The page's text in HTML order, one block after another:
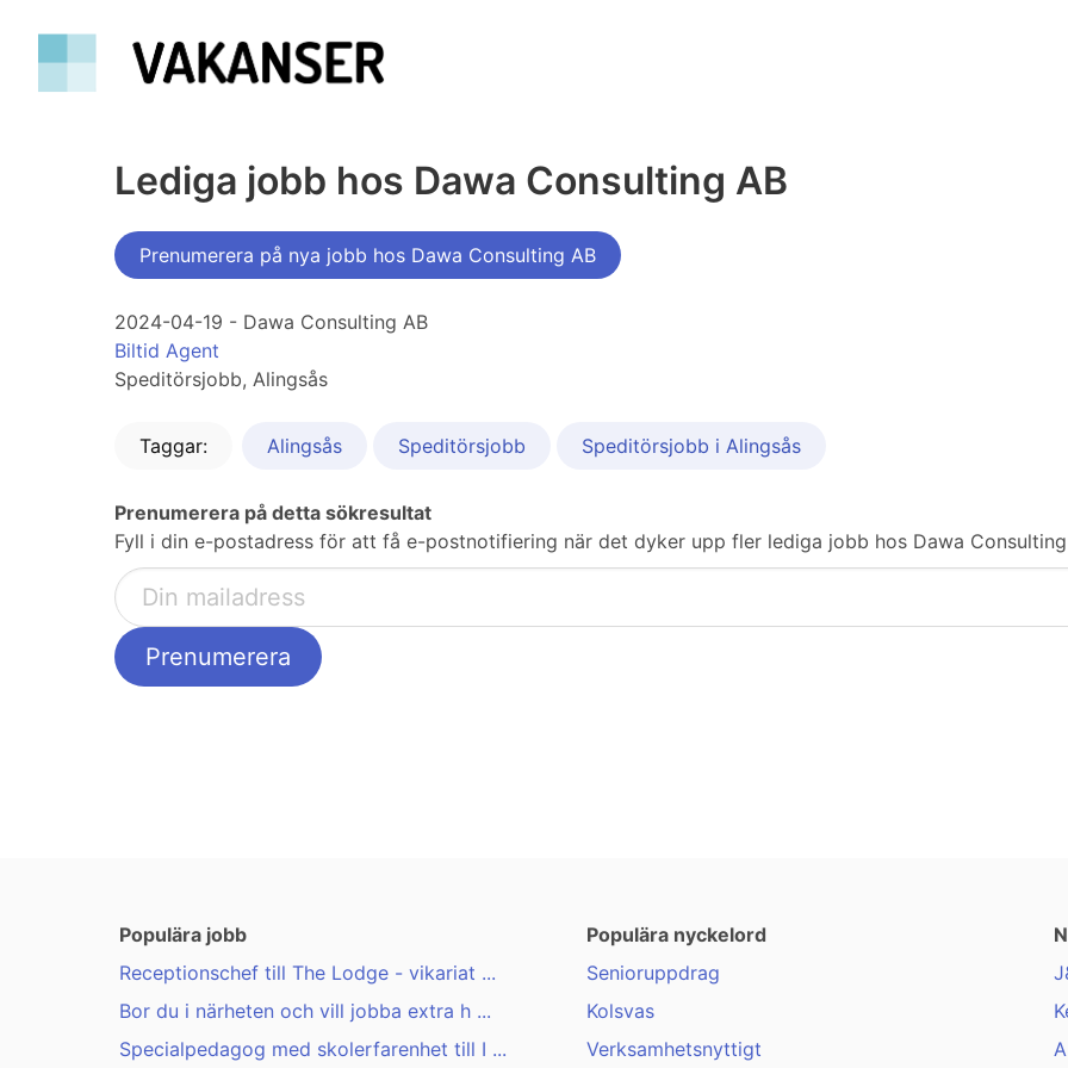
Lediga jobb hos Dawa Consulting AB
Prenumerera på nya jobb hos Dawa Consulting AB
2024-04-19 - Dawa Consulting AB
Biltid Agent
Speditörsjobb, Alingsås
Taggar: Alingsås Speditörsjobb Speditörsjobb i Alingsås
Prenumerera på detta sökresultat
Fyll i din e-postadress för att få e-postnotifiering när det dyker upp fler lediga jobb hos Dawa Consulting
Populära jobb
Receptionschef till The Lodge - vikariat ...
Bor du i närheten och vill jobba extra h ...
Specialpedagog med skolerfarenhet till I ...
Populära nyckelord
Senioruppdrag
Kolsvas
Verksamhetsnyttigt